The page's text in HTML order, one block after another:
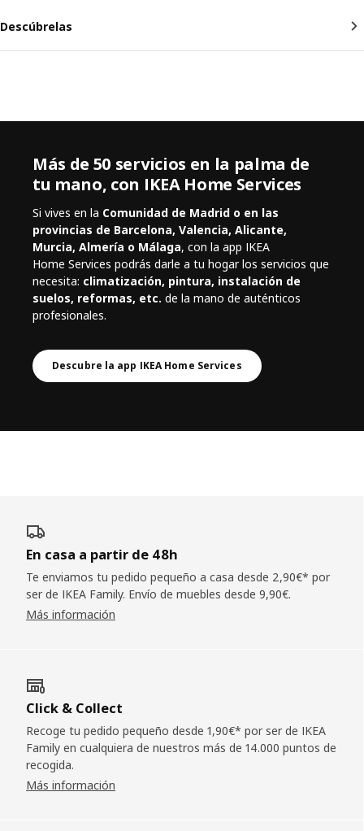
Descúbrelas
Más de 50 servicios en la palma de
tu mano, con IKEA Home Services
Si vives en la Comunidad de Madrid o en las
provincias de Barcelona, Valencia, Alicante,
Murcia, Almería o Málaga, con la app IKEA
Home Services podrás darle a tu hogar los servicios que
necesita: climatización, pintura, instalación de
suelos, reformas, etc. de la mano de auténticos
profesionales.
Descubre la app IKEA Home Services
En casa a partir de 48h
Te enviamos tu pedido pequeño a casa desde 2,90€* por
ser de IKEA Family. Envío de muebles desde 9,90€.
Más información
Click & Collect
Recoge tu pedido pequeño desde 1,90€* por ser de IKEA
Family en cualquiera de nuestros más de 14.000 puntos de
recogida.
Más información